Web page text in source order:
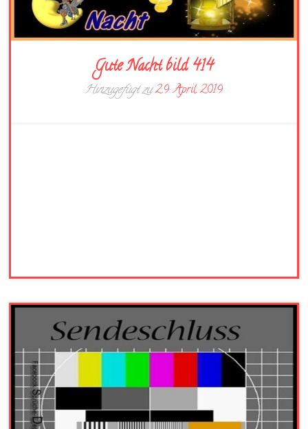
Gute Nacht bild 414
Hinzugefügt zu29. April 2019